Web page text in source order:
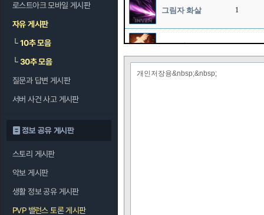
로스트아크 모바일 게시판
자유 게시판
└10추 모음
└30추 모음
질문과 답변 게시판
서버 사건 사고 게시판
정보 공유 게시판
스토리 게시판
악보 게시판
생활 정보 공유 게시판
PVP 밸런스 토론 게시판
그림자 화살 1
호크 샷 1
개인저장용&nbsp;&nbsp;